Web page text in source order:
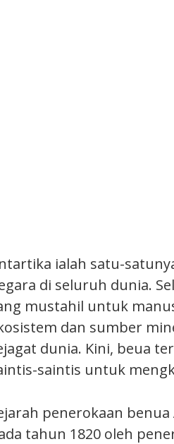
ialah satu-
di seluruh dunia.
mustahil untuk
dan sumber
dunia. Kini, beua
saintis untuk
penerokaan
tahun 1820 oleh